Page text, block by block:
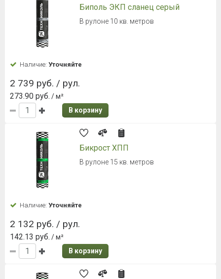
Биполь ЭКП сланец серый
В рулоне 10 кв. метров
Наличие: Уточняйте
2 739 руб. / рул.
273.90 руб. / м²
В корзину
Бикрост ХПП
В рулоне 15 кв. метров
Наличие: Уточняйте
2 132 руб. / рул.
142.13 руб. / м²
В корзину